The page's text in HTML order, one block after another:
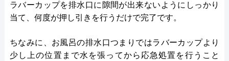
ラバーカップを排水口に隙間が出来ないようにしっかり
当て、何度が押し引きを行うだけで完了です。
ちなみに、お風呂の排水口つまりではラバーカップより
少し上の位置まで水を張ってから応急処置を行うこと